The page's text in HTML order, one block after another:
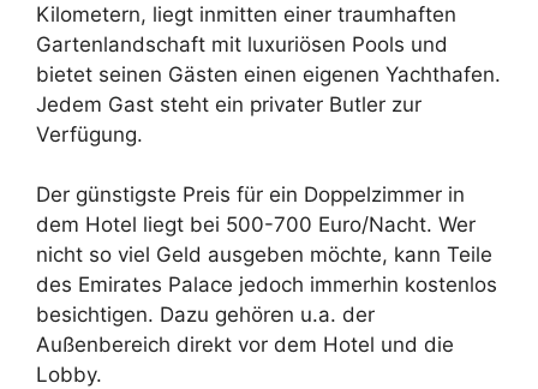
Kilometern, liegt inmitten einer traumhaften
Gartenlandschaft mit luxuriösen Pools und
bietet seinen Gästen einen eigenen Yachthafen.
Jedem Gast steht ein privater Butler zur
Verfügung.
Der günstigste Preis für ein Doppelzimmer in
dem Hotel liegt bei 500-700 Euro/Nacht. Wer
nicht so viel Geld ausgeben möchte, kann Teile
des Emirates Palace jedoch immerhin kostenlos
besichtigen. Dazu gehören u.a. der
Außenbereich direkt vor dem Hotel und die
Lobby.